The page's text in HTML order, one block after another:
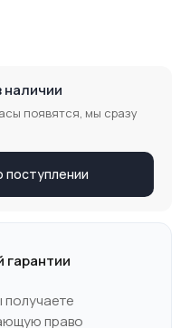
наличии
появятся, мы сразу
гарантии
получаете
право